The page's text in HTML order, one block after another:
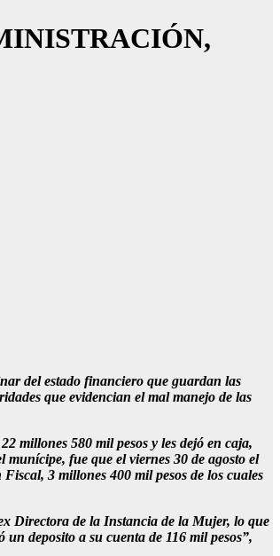
del estado financiero que guardan las
que evidencian el mal manejo de las
millones 580 mil pesos y les dejó en caja,
fue que el viernes 30 de agosto el
3 millones 400 mil pesos de los cuales
Directora de la Instancia de la Mujer, lo que
deposito a su cuenta de 116 mil pesos”,